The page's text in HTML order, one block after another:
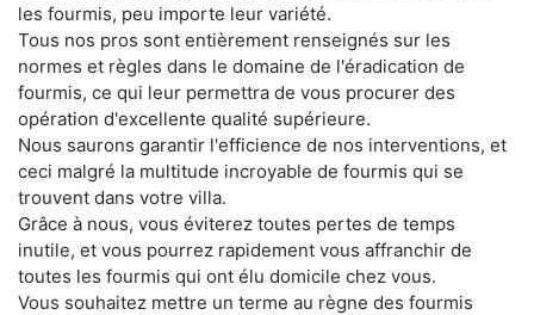
les fourmis, peu importe leur variété.
Tous nos pros sont entièrement renseignés sur les
normes et règles dans le domaine de l'éradication de
fourmis, ce qui leur permettra de vous procurer des
opération d'excellente qualité supérieure.
Nous saurons garantir l'efficience de nos interventions, et
ceci malgré la multitude incroyable de fourmis qui se
trouvent dans votre villa.
Grâce à nous, vous éviterez toutes pertes de temps
inutile, et vous pourrez rapidement vous affranchir de
toutes les fourmis qui ont élu domicile chez vous.
Vous souhaitez mettre un terme au règne des fourmis